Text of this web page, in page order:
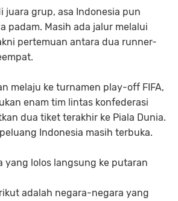
juara grup, asa Indonesia pun
padam. Masih ada jalur melalui
pertemuan antara dua runner-
melaju ke turnamen play-off FIFA,
enam tim lintas konfederasi
dua tiket terakhir ke Piala Dunia.
Indonesia masih terbuka.
yang lolos langsung ke putaran
adalah negara-negara yang